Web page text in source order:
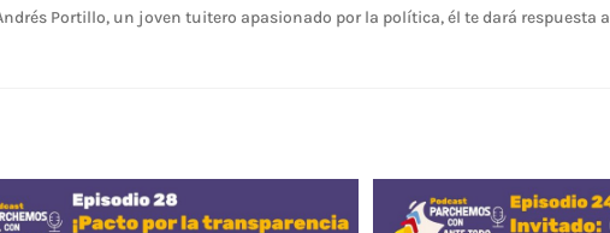
Portillo, un joven tuitero apasionado por la política, él te dará respuesta a